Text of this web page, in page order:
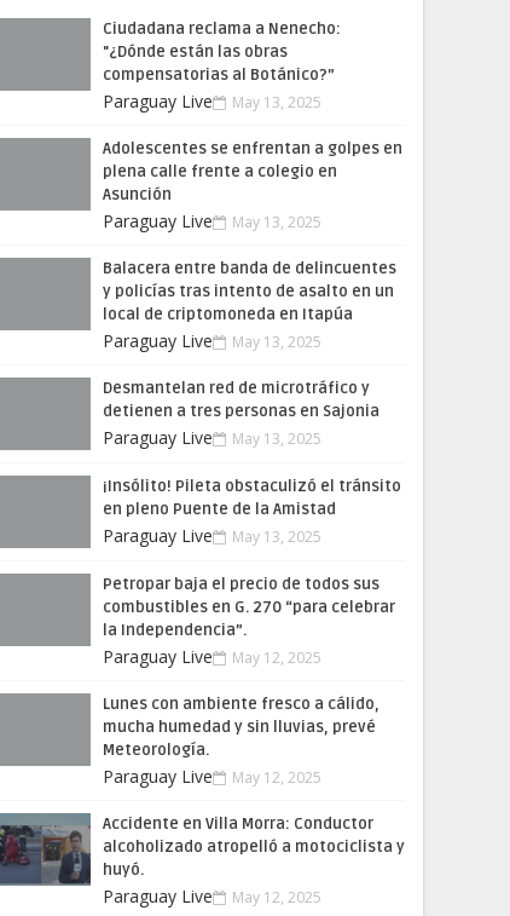
Ciudadana reclama a Nenecho:
"¿Dónde están las obras
compensatorias al Botánico?”
Paraguay Live May 13, 2025
Adolescentes se enfrentan a golpes en
plena calle frente a colegio en
Asunción
Paraguay Live May 13, 2025
Balacera entre banda de delincuentes
y policías tras intento de asalto en un
local de criptomoneda en Itapúa
Paraguay Live May 13, 2025
Desmantelan red de microtráfico y
detienen a tres personas en Sajonia
Paraguay Live May 13, 2025
¡Insólito! Pileta obstaculizó el tránsito
en pleno Puente de la Amistad
Paraguay Live May 13, 2025
Petropar baja el precio de todos sus
combustibles en G. 270 “para celebrar
la Independencia”.
Paraguay Live May 12, 2025
Lunes con ambiente fresco a cálido,
mucha humedad y sin lluvias, prevé
Meteorología.
Paraguay Live May 12, 2025
Accidente en Villa Morra: Conductor
alcoholizado atropelló a motociclista y
huyó.
Paraguay Live May 12, 2025